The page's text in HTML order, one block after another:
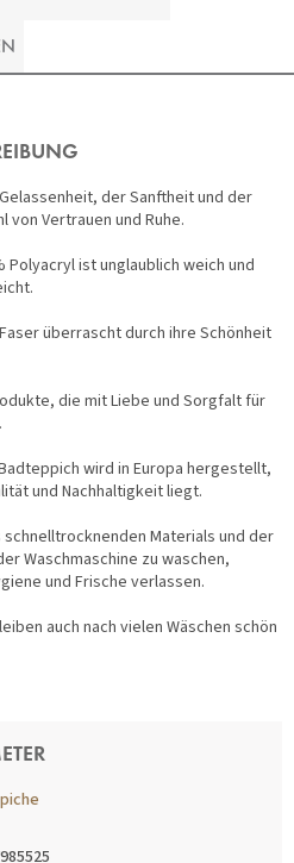
der Sanftheit und der
Vertrauen und Ruhe.
Polyacryl ist unglaublich weich und
überrascht durch ihre Schönheit
die mit Liebe und Sorgfalt für
wird in Europa hergestellt,
und Nachhaltigkeit liegt.
schnelltrocknenden Materials und der
Waschmaschine zu waschen,
und Frische verlassen.
auch nach vielen Wäschen schön